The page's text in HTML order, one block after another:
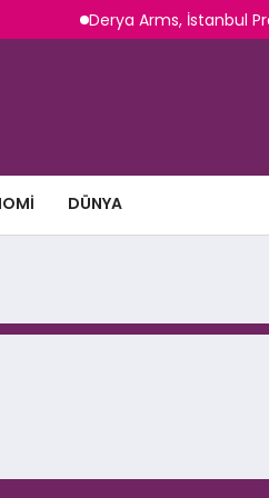
Derya Arms, İstanbul
DÜNYA